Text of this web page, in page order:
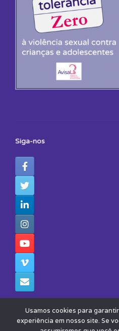
Siga-nos
Usamos cookies para
experiência em nosso site. Se